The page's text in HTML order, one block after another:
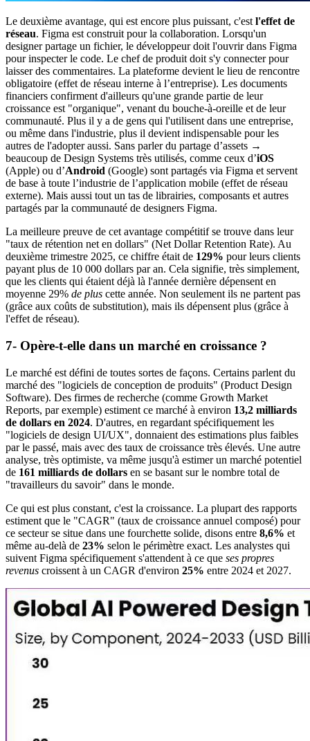
Le deuxième avantage, qui est encore plus puissant, c'est l'effet de
réseau. Figma est construit pour la collaboration. Lorsqu'un
designer partage un fichier, le développeur doit l'ouvrir dans Figma
pour inspecter le code. Le chef de produit doit s'y connecter pour
laisser des commentaires. La plateforme devient le lieu de rencontre
obligatoire (effet de réseau interne à l’entreprise). Les documents
financiers confirment d'ailleurs qu'une grande partie de leur
croissance est "organique", venant du bouche-à-oreille et de leur
communauté. Plus il y a de gens qui l'utilisent dans une entreprise,
ou même dans l'industrie, plus il devient indispensable pour les
autres de l'adopter aussi. Sans parler du partage d’assets →
beaucoup de Design Systems très utilisés, comme ceux d’iOS
(Apple) ou d’Android (Google) sont partagés via Figma et servent
de base à toute l’industrie de l’application mobile (effet de réseau
externe). Mais aussi tout un tas de librairies, composants et autres
partagés par la communauté de designers Figma.
La meilleure preuve de cet avantage compétitif se trouve dans leur
"taux de rétention net en dollars" (Net Dollar Retention Rate). Au
deuxième trimestre 2025, ce chiffre était de 129% pour leurs clients
payant plus de 10 000 dollars par an. Cela signifie, très simplement,
que les clients qui étaient déjà là l'année dernière dépensent en
moyenne 29% de plus cette année. Non seulement ils ne partent pas
(grâce aux coûts de substitution), mais ils dépensent plus (grâce à
l'effet de réseau).
7- Opère-t-elle dans un marché en croissance ?
Le marché est défini de toutes sortes de façons. Certains parlent du
marché des "logiciels de conception de produits" (Product Design
Software). Des firmes de recherche (comme Growth Market
Reports, par exemple) estiment ce marché à environ 13,2 milliards
de dollars en 2024. D'autres, en regardant spécifiquement les
"logiciels de design UI/UX", donnaient des estimations plus faibles
par le passé, mais avec des taux de croissance très élevés. Une autre
analyse, très optimiste, va même jusqu'à estimer un marché potentiel
de 161 milliards de dollars en se basant sur le nombre total de
"travailleurs du savoir" dans le monde.
Ce qui est plus constant, c'est la croissance. La plupart des rapports
estiment que le "CAGR" (taux de croissance annuel composé) pour
ce secteur se situe dans une fourchette solide, disons entre 8,6% et
même au-delà de 23% selon le périmètre exact. Les analystes qui
suivent Figma spécifiquement s'attendent à ce que ses propres
revenus croissent à un CAGR d'environ 25% entre 2024 et 2027.